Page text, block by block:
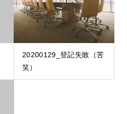
20200129_登記失敗（苦
笑）